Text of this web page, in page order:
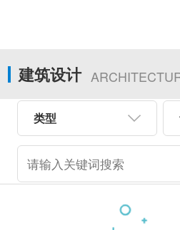
建筑设计
类型